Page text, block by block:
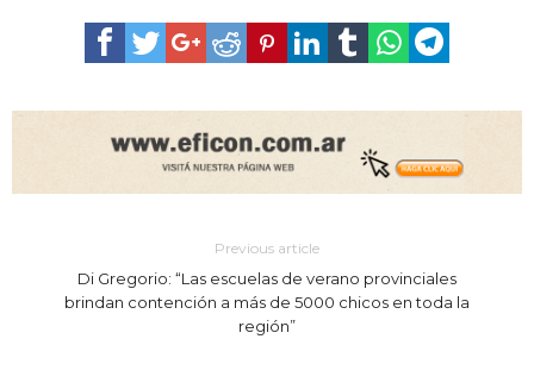
Previous article
Di Gregorio: “Las escuelas de verano provinciales
brindan contención a más de 5000 chicos en toda la
región”